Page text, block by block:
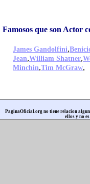
Famosos que son Actor
James Gandolfini,
Jean,William Shatner,
Minchin,Tim McGraw,
PaginaOficial.org no tiene relacion
ellos y no